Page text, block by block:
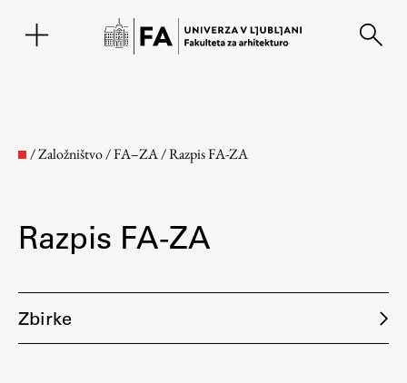
/Založništvo/FA–ZA/Razpis FA-ZA
Razpis FA-ZA
Zbirke